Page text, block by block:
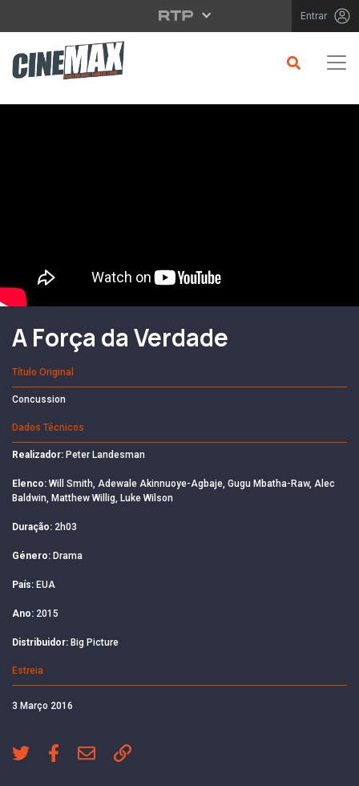
Saltar para o conteúdo principal Entrar
Filme em Cartaz
A Força da Verdade
Título Original
Concussion
Dados Técnicos
Realizador: Peter Landesman
Elenco: Will Smith, Adewale Akinnuoye-Agbaje, Gugu Mbatha-Raw, Alec
Baldwin, Matthew Willig, Luke Wilson
Duração: 2h03
Género: Drama
País: EUA
Ano: 2015
Distribuidor: Big Picture
Estreia
3 Março 2016